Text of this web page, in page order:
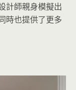
計師親身模擬出
時也提供了更多